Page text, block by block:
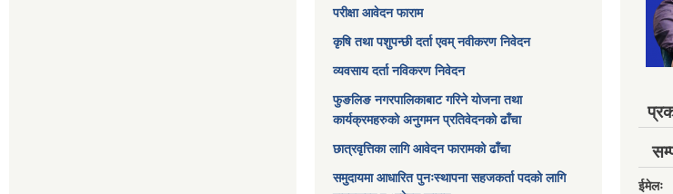
परीक्षा आवेदन फाराम
कृषि तथा पशुपन्छी दर्ता एवम् नवीकरण निवेदन
व्यवसाय दर्ता नविकरण निवेदन
फुङलिङ नगरपालिकाबाट गरिने योजना तथा
कार्यक्रमहरुको अनुगमन प्रतिवेदनको ढाँचा
छात्रवृत्तिका लागि आवेदन फारामको ढाँचा
समुदायमा आधारित पुनःस्थापना सहजकर्ता पदको लागि
ईमेलः